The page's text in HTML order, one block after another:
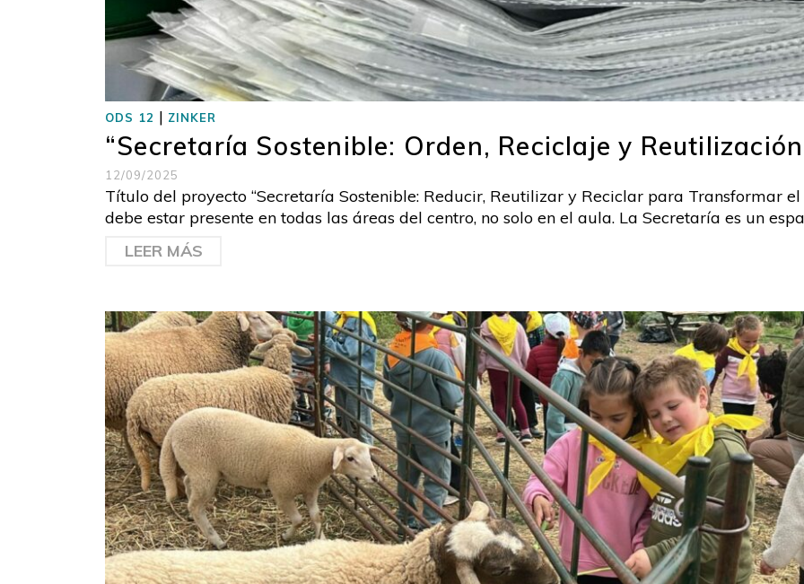
ODS 12 | ZINKER
“Secretaría Sostenible: Orden, Reciclaje y
12/09/2025
Título del proyecto “Secretaría Sostenible: Reducir, Reutilizar y Reciclar para Transformar
debe estar presente en todas las áreas del centro, no solo en el aula. La Secretaría es un
LEER MÁS